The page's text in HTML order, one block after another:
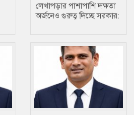
লেখাপড়ার পাশাপাশি দক্ষতা
অর্জনেও গুরুত্ব দিচ্ছে সরকার: